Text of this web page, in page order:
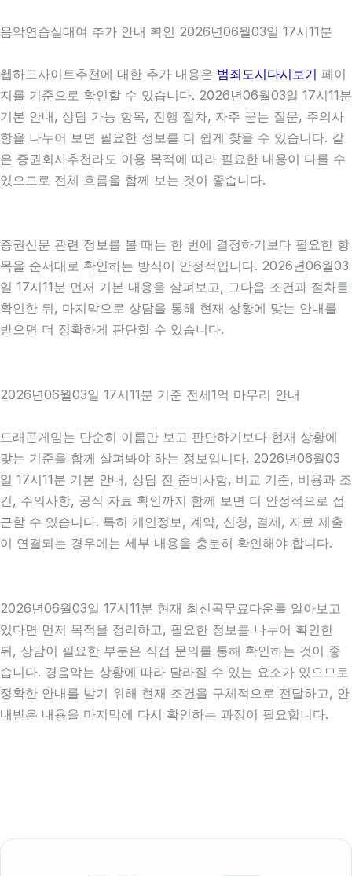
음악연습실대여 추가 안내 확인 2026년06월03일 17시11분
웹하드사이트추천에 대한 추가 내용은 범죄도시다시보기 페이
지를 기준으로 확인할 수 있습니다. 2026년06월03일 17시11분
기본 안내, 상담 가능 항목, 진행 절차, 자주 묻는 질문, 주의사
항을 나누어 보면 필요한 정보를 더 쉽게 찾을 수 있습니다. 같
은 증권회사추천라도 이용 목적에 따라 필요한 내용이 다를 수
있으므로 전체 흐름을 함께 보는 것이 좋습니다.
증권신문 관련 정보를 볼 때는 한 번에 결정하기보다 필요한 항
목을 순서대로 확인하는 방식이 안정적입니다. 2026년06월03
일 17시11분 먼저 기본 내용을 살펴보고, 그다음 조건과 절차를
확인한 뒤, 마지막으로 상담을 통해 현재 상황에 맞는 안내를
받으면 더 정확하게 판단할 수 있습니다.
2026년06월03일 17시11분 기준 전세1억 마무리 안내
드래곤게임는 단순히 이름만 보고 판단하기보다 현재 상황에
맞는 기준을 함께 살펴봐야 하는 정보입니다. 2026년06월03
일 17시11분 기본 안내, 상담 전 준비사항, 비교 기준, 비용과 조
건, 주의사항, 공식 자료 확인까지 함께 보면 더 안정적으로 접
근할 수 있습니다. 특히 개인정보, 계약, 신청, 결제, 자료 제출
이 연결되는 경우에는 세부 내용을 충분히 확인해야 합니다.
2026년06월03일 17시11분 현재 최신곡무료다운를 알아보고
있다면 먼저 목적을 정리하고, 필요한 정보를 나누어 확인한
뒤, 상담이 필요한 부분은 직접 문의를 통해 확인하는 것이 좋
습니다. 경음악는 상황에 따라 달라질 수 있는 요소가 있으므로
정확한 안내를 받기 위해 현재 조건을 구체적으로 전달하고, 안
내받은 내용을 마지막에 다시 확인하는 과정이 필요합니다.